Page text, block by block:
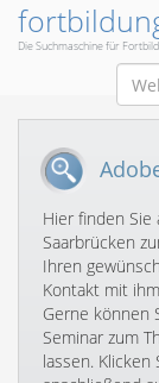
Die Suchmaschine für
Hier finden Sie
Saarbrücken
Ihren
Kontakt mit
Gerne können
Seminar zum
lassen.